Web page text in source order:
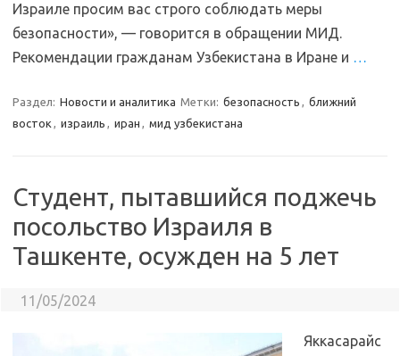
Израиле просим вас строго соблюдать меры
безопасности», — говорится в обращении МИД.
Рекомендации гражданам Узбекистана в Иране и …
Раздел: Новости и аналитика Метки: безопасность , ближний
восток , израиль , иран , мид узбекистана
Студент, пытавшийся поджечь
посольство Израиля в
Ташкенте, осужден на 5 лет
11/05/2024
Яккасарайс